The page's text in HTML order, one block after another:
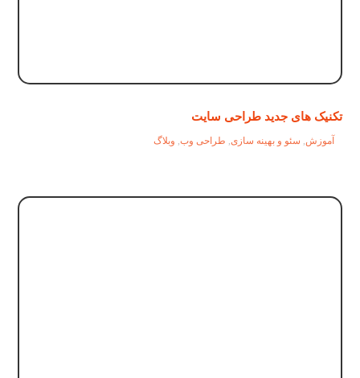
تکنیک های جدید طراحی سایت
آموزش, سئو و بهینه سازی, طراحی وب, وبلاگ